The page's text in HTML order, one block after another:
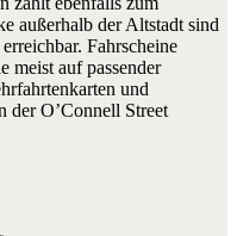
außerhalb der Altstadt sind
Fahrscheine
meist auf passender
und
der O’Connell Street